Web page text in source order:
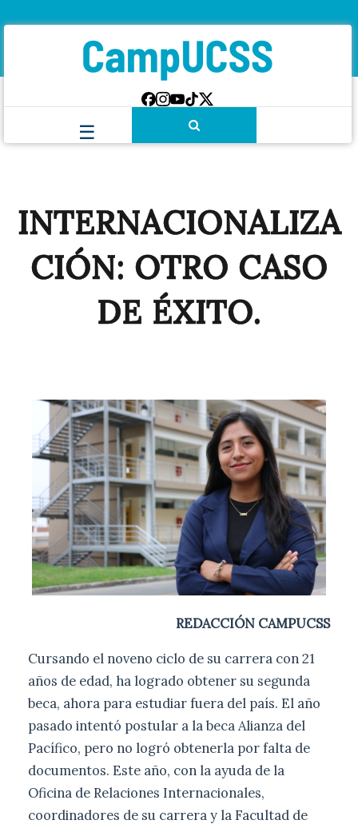
INTERNACIONALIZA
CIÓN: OTRO CASO
DE ÉXITO.
REDACCIÓN CAMPUCSS
Cursando el noveno ciclo de su carrera con 21
años de edad, ha logrado obtener su segunda
beca, ahora para estudiar fuera del país. El año
pasado intentó postular a la beca Alianza del
Pacífico, pero no logró obtenerla por falta de
documentos. Este año, con la ayuda de la
Oficina de Relaciones Internacionales,
coordinadores de su carrera y la Facultad de